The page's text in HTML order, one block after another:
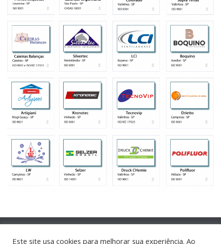
Este site usa cookies para melhorar sua experiência. Ao